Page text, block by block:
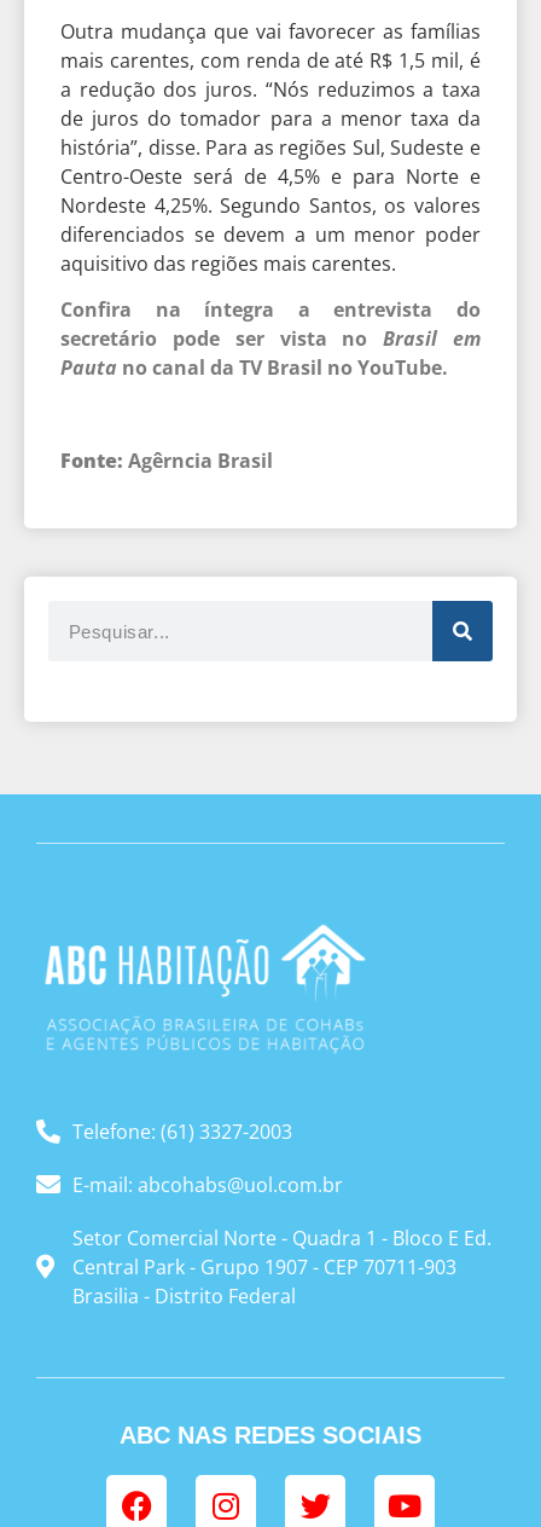
Outra mudança que vai favorecer as famílias
mais carentes, com renda de até R$ 1,5 mil, é
a redução dos juros. “Nós reduzimos a taxa
de juros do tomador para a menor taxa da
história”, disse. Para as regiões Sul, Sudeste e
Centro-Oeste será de 4,5% e para Norte e
Nordeste 4,25%. Segundo Santos, os valores
diferenciados se devem a um menor poder
aquisitivo das regiões mais carentes.
Confira na íntegra a entrevista do
secretário pode ser vista noBrasil em
Pauta no canal da TV Brasil no YouTube.
Fonte: Agêrncia Brasil
Telefone: (61) 3327-2003
E-mail: abcohabs@uol.com.br
Setor Comercial Norte - Quadra 1 - Bloco E Ed.
Central Park - Grupo 1907 - CEP 70711-903
Brasilia - Distrito Federal
ABC NAS REDES SOCIAIS